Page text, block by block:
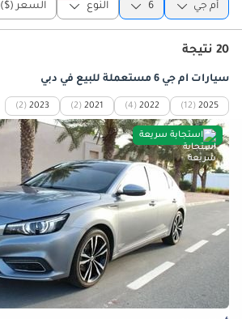
أم جي 6 النوع السعر ($)
20 نتيجة
سيارات أم جي 6 مستعملة للبيع في دبي
2025
(12)
2022
(4)
2021
(2)
2023
(2)
استجابة سريعة